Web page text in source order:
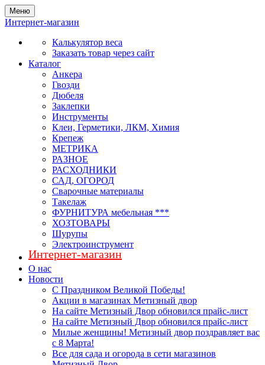
Меню
Интернет-магазин
Калькулятор веса
Заказать товар через сайт
Каталог
Анкера
Гвозди
Дюбеля
Заклепки
Инструменты
Клеи, Герметики, ЛКМ, Химия
Крепеж
МЕТРИКА
РАЗНОЕ
РАСХОДНИКИ
САД, ОГОРОД
Сварочные материалы
Такелаж
ФУРНИТУРА мебельная ***
ХОЗТОВАРЫ
Шурупы
Электроинструмент
Интернет-магазин
О нас
Новости
С Праздником Великой Победы!
Акции в магазинах Метизный двор
На сайте Метизный Двор обновился прайс-лист
На сайте Метизный Двор обновился прайс-лист
Милые женщины! Метизный двор поздравляет вас
с 8 Марта!
Все для сада и огорода в сети магазинов